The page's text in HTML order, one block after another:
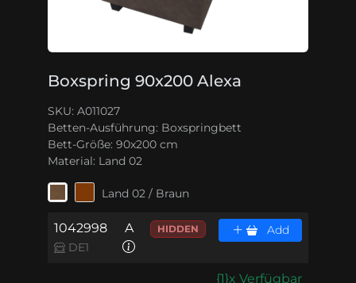
Boxspring 90x200 Alexa
SKU: A011027
Betten-Ausführung: Boxspringbett
Bett-Größe: 90x200 cm
Material: Land 02
Land 02 / Braun
1042998
DE1
A HIDDEN Add
{1}x Verfügbar